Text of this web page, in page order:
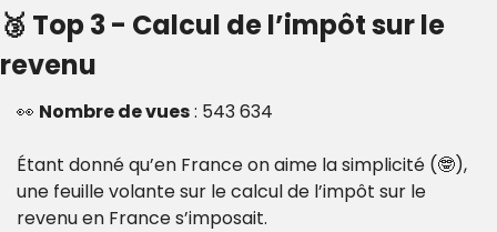
🥉 Top 3 - Calcul de l’impôt sur le
revenu
👀 Nombre de vues : 543 634
Étant donné qu’en France on aime la simplicité (🤓),
une feuille volante sur le calcul de l’impôt sur le
revenu en France s’imposait.